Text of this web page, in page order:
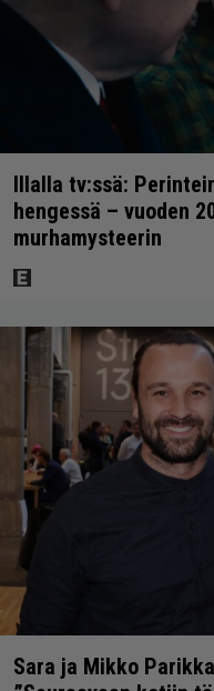
Illalla tv:ssä:
hengessä – vuoden
murhamysteerin
Sara ja Mikko